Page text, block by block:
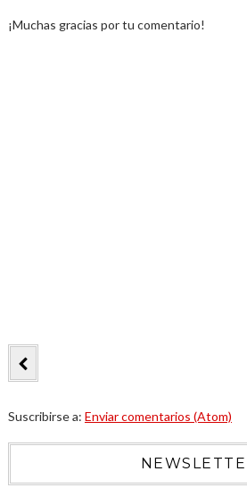
¡Muchas gracias por tu comentario!
Suscribirse a: Enviar comentarios (Atom)